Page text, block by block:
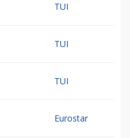
TUI
TUI
TUI
Eurostar